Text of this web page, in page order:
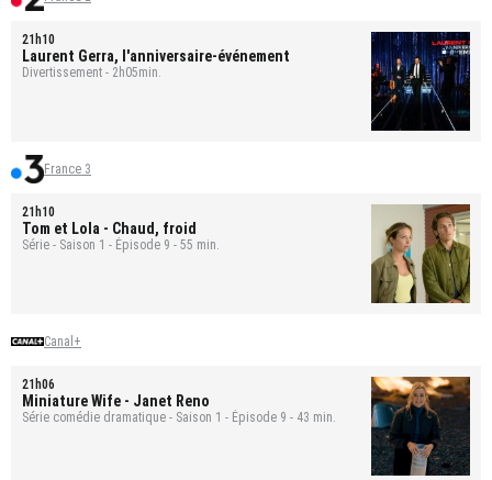
21h10
Laurent Gerra, l'anniversaire-événement
Divertissement - 2h05min.
France 3
21h10
Tom et Lola - Chaud, froid
Série - Saison 1 - Épisode 9 - 55 min.
Canal+
21h06
Miniature Wife - Janet Reno
Série comédie dramatique - Saison 1 - Épisode 9 - 43 min.